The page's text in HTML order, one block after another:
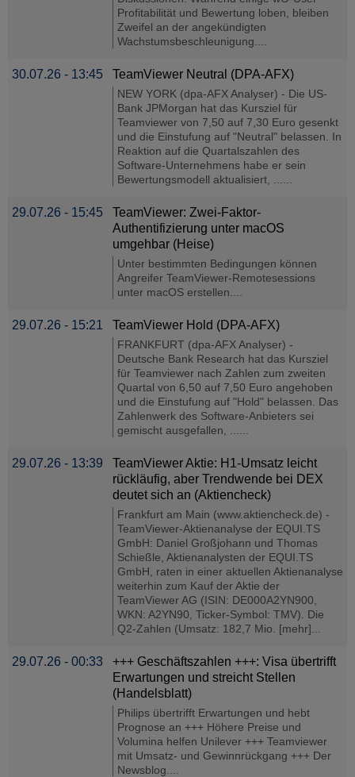
Profitabilität und Bewertung loben, bleiben
Zweifel an der angekündigten
Wachstumsbeschleunigung....
30.07.26 - 13:45 TeamViewer Neutral (DPA-AFX)
NEW YORK (dpa-AFX Analyser) - Die US-
Bank JPMorgan hat das Kursziel für
Teamviewer von 7,50 auf 7,30 Euro gesenkt
und die Einstufung auf "Neutral" belassen. In
Reaktion auf die Quartalszahlen des
Software-Unternehmens habe er sein
Bewertungsmodell aktualisiert, ......
29.07.26 - 15:45
TeamViewer: Zwei-Faktor-
Authentifizierung unter macOS
umgehbar (Heise)
Unter bestimmten Bedingungen können
Angreifer TeamViewer-Remotesessions
unter macOS erstellen....
29.07.26 - 15:21 TeamViewer Hold (DPA-AFX)
FRANKFURT (dpa-AFX Analyser) -
Deutsche Bank Research hat das Kursziel
für Teamviewer nach Zahlen zum zweiten
Quartal von 6,50 auf 7,50 Euro angehoben
und die Einstufung auf "Hold" belassen. Das
Zahlenwerk des Software-Anbieters sei
gemischt ausgefallen, ......
29.07.26 - 13:39
TeamViewer Aktie: H1-Umsatz leicht
rückläufig, aber Trendwende bei DEX
deutet sich an (Aktiencheck)
Frankfurt am Main (www.aktiencheck.de) -
TeamViewer-Aktienanalyse der EQUI.TS
GmbH: Daniel Großjohann und Thomas
Schießle, Aktienanalysten der EQUI.TS
GmbH, raten in einer aktuellen Aktienanalyse
weiterhin zum Kauf der Aktie der
TeamViewer AG (ISIN: DE000A2YN900,
WKN: A2YN90, Ticker-Symbol: TMV). Die
Q2-Zahlen (Umsatz: 182,7 Mio. [mehr]...
29.07.26 - 00:33
+++ Geschäftszahlen +++: Visa übertrifft
Erwartungen und streicht Stellen
(Handelsblatt)
Philips übertrifft Erwartungen und hebt
Prognose an +++ Höhere Preise und
Volumina helfen Unilever +++ Teamviewer
mit Umsatz- und Gewinnrückgang +++ Der
Newsblog....